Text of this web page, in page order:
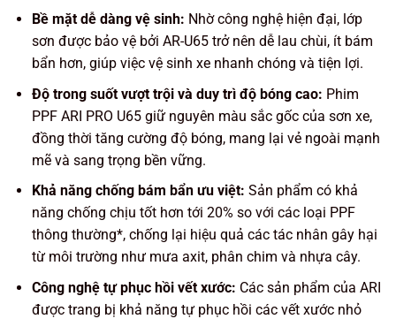
Bề mặt dễ dàng vệ sinh: Nhờ công nghệ hiện đại, lớp
sơn được bảo vệ bởi AR-U65 trở nên dễ lau chùi, ít bám
bẩn hơn, giúp việc vệ sinh xe nhanh chóng và tiện lợi.
Độ trong suốt vượt trội và duy trì độ bóng cao: Phim
PPF ARI PRO U65 giữ nguyên màu sắc gốc của sơn xe,
đồng thời tăng cường độ bóng, mang lại vẻ ngoài mạnh
mẽ và sang trọng bền vững.
Khả năng chống bám bẩn ưu việt: Sản phẩm có khả
năng chống chịu tốt hơn tới 20% so với các loại PPF
thông thường*, chống lại hiệu quả các tác nhân gây hại
từ môi trường như mưa axit, phân chim và nhựa cây.
Công nghệ tự phục hồi vết xước: Các sản phẩm của ARI
được trang bị khả năng tự phục hồi các vết xước nhỏ